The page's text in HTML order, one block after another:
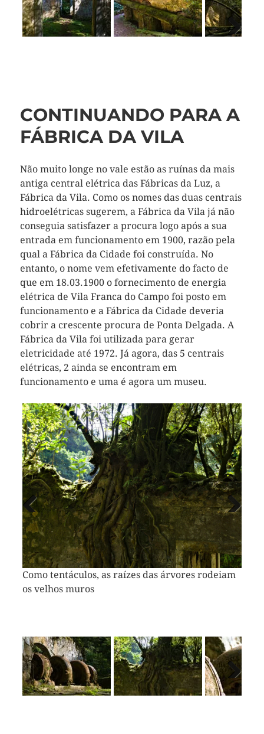
CONTINUANDO PARA A
FÁBRICA DA VILA
Não muito longe no vale estão as ruínas da mais
antiga central elétrica das Fábricas da Luz, a
Fábrica da Vila. Como os nomes das duas centrais
hidroelétricas sugerem, a Fábrica da Vila já não
conseguia satisfazer a procura logo após a sua
entrada em funcionamento em 1900, razão pela
qual a Fábrica da Cidade foi construída. No
entanto, o nome vem efetivamente do facto de
que em 18.03.1900 o fornecimento de energia
elétrica de Vila Franca do Campo foi posto em
funcionamento e a Fábrica da Cidade deveria
cobrir a crescente procura de Ponta Delgada. A
Fábrica da Vila foi utilizada para gerar
eletricidade até 1972. Já agora, das 5 centrais
elétricas, 2 ainda se encontram em
funcionamento e uma é agora um museu.
Como tentáculos, as raízes das árvores rodeiam
os velhos muros
As máquinas suíças ainda desafiam a decadência
Vorheriges
Bild
Bild